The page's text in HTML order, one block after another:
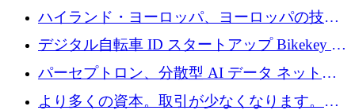
門知識によるバイオ医薬品の品質管理を拡大
ハイランド・ヨーロッパ、ヨーロッパの技術
規模拡大を支援するために11億ユーロのファ
ンドVIを閉鎖
デジタル自転車 ID スタートアップ Bikekey が
TÖNNJES への投資を確保
パーセプトロン、分散型 AI データ ネットワ
ークの構築に 650 万ドルを調達
より多くの資本。取引が少なくなります。